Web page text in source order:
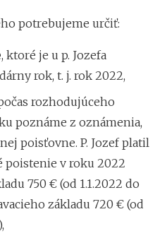
potrebujeme určiť:
, ktoré je u p. Jozefa
rok, t. j. rok 2022,
rozhodujúceho
poznáme z oznámenia,
poisťovne. P. Jozef platil
poistenie v roku 2022
750 € (od 1.1.2022 do
základu 720 € (od